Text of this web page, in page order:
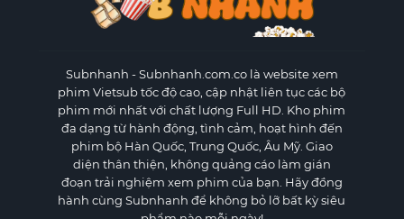
Subnhanh - Subnhanh.com.co là website xem
phim Vietsub tốc độ cao, cập nhật liên tục các bộ
phim mới nhất với chất lượng Full HD. Kho phim
đa dạng từ hành động, tình cảm, hoạt hình đến
phim bộ Hàn Quốc, Trung Quốc, Âu Mỹ. Giao
diện thân thiện, không quảng cáo làm gián
đoạn trải nghiệm xem phim của bạn. Hãy đồng
hành cùng Subnhanh để không bỏ lỡ bất kỳ siêu